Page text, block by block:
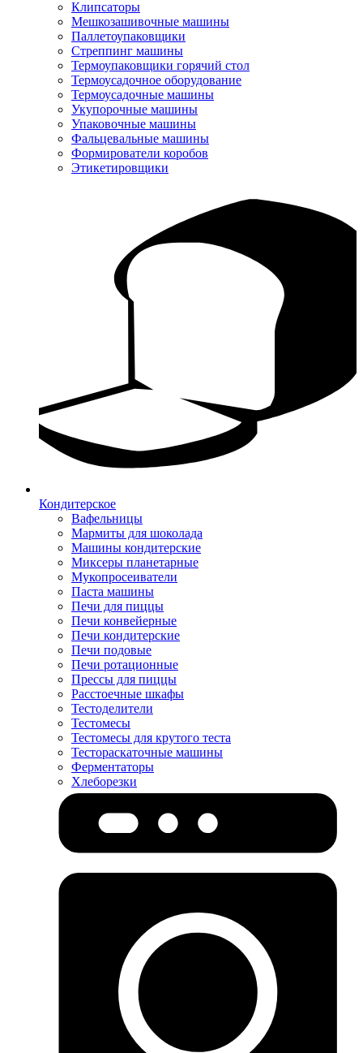
Клипсаторы
Мешкозашивочные машины
Паллетоупаковщики
Стреппинг машины
Термоупаковщики горячий стол
Термоусадочное оборудование
Термоусадочные машины
Укупорочные машины
Упаковочные машины
Фальцевальные машины
Формирователи коробов
Этикетировщики
Кондитерское
Вафельницы
Мармиты для шоколада
Машины кондитерские
Миксеры планетарные
Мукопросеиватели
Паста машины
Печи для пиццы
Печи конвейерные
Печи кондитерские
Печи подовые
Печи ротационные
Прессы для пиццы
Расстоечные шкафы
Тестоделители
Тестомесы
Тестомесы для крутого теста
Тестораскаточные машины
Ферментаторы
Хлеборезки